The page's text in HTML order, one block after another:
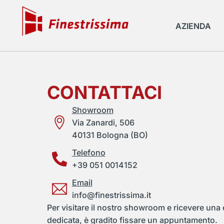
AZIENDA
CONTATTACI
Showroom
Via Zanardi, 506
40131 Bologna (BO)
Telefono
+39 051 0014152
Email
info@finestrissima.it
Per visitare il nostro showroom e ricevere una
dedicata, è gradito fissare un appuntamento.